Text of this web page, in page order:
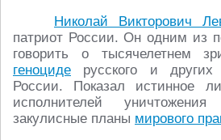
Николай Викторович
патриот России. Он одним из
говорить о тысячелетнем
геноциде русского и других
России. Показал истинное
исполнителей
закулисные планы мирового